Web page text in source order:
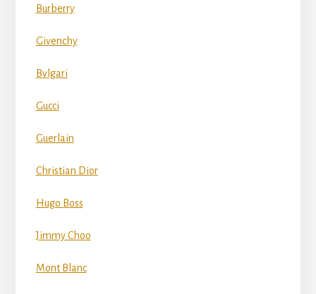
Burberry
Givenchy
Bvlgari
Gucci
Guerlain
Christian Dior
Hugo Boss
Jimmy Choo
Mont Blanc